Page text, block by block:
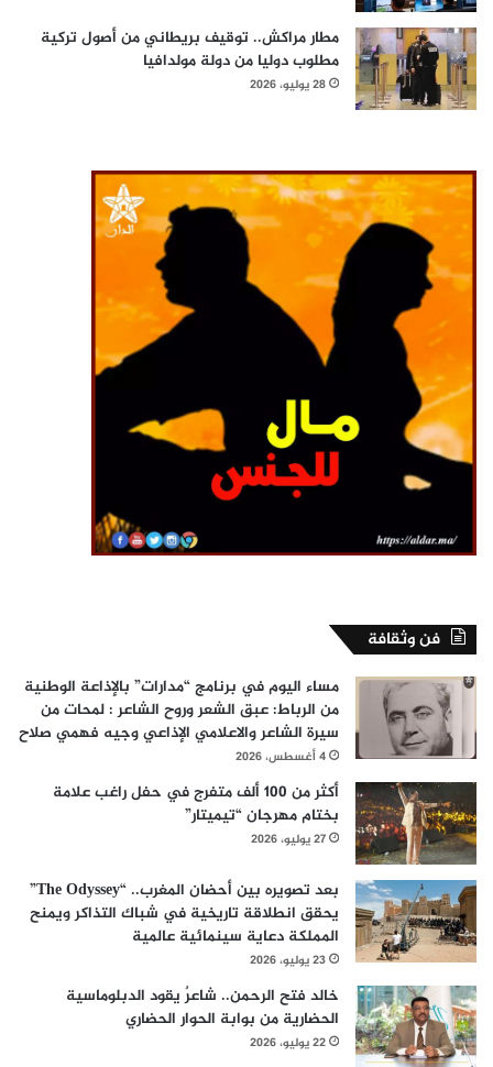
مطار مراكش.. توقيف بريطاني من أصول تركية
مطلوب دوليا من دولة مولدافيا
28 يوليو، 2026
فن وثقافة
مساء اليوم في برنامج “مدارات” بالإذاعة الوطنية
من الرباط: عبق الشعر وروح الشاعر : لمحات من
سيرة الشاعر والاعلامي الإذاعي وجيه فهمي صلاح
4 أغسطس، 2026
أكثر من 100 ألف متفرج في حفل راغب علامة
بختام مهرجان “تيميتار”
27 يوليو، 2026
بعد تصويره بين أحضان المغرب.. “The Odyssey”
يحقق انطلاقة تاريخية في شباك التذاكر ويمنح
المملكة دعاية سينمائية عالمية
23 يوليو، 2026
خالد فتح الرحمن.. شاعرٌ يقود الدبلوماسية
الحضارية من بوابة الحوار الحضاري
22 يوليو، 2026